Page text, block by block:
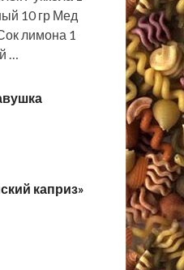
10 гр Мед
лимона 1
…
каприз»